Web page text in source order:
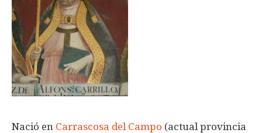
Nació en Carrascosa del Campo (actual provincia